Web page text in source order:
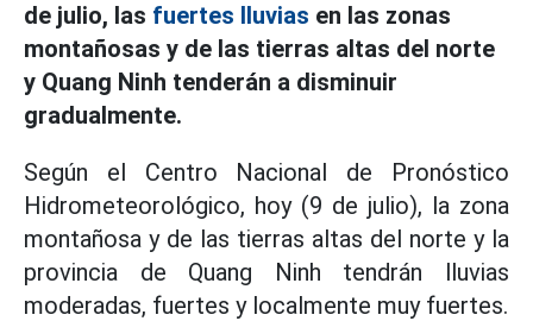
de julio, las fuertes lluvias en las zonas
montañosas y de las tierras altas del norte
y Quang Ninh tenderán a disminuir
gradualmente.
Según el Centro Nacional de Pronóstico
Hidrometeorológico, hoy (9 de julio), la zona
montañosa y de las tierras altas del norte y la
provincia de Quang Ninh tendrán lluvias
moderadas, fuertes y localmente muy fuertes.